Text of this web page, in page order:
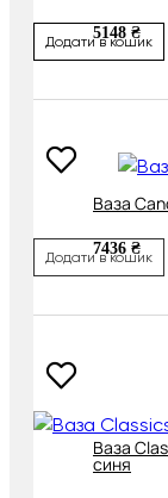
5148 ₴
Додати в кошик
Ваза
7436 ₴
Додати в кошик
Ваза
синя